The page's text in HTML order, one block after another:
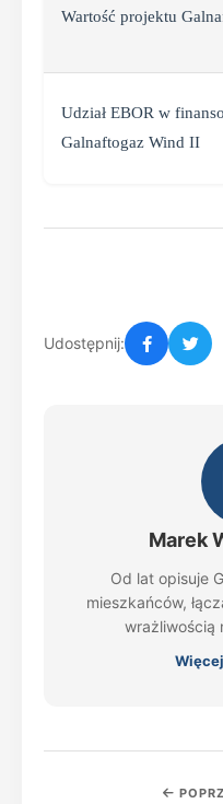
Wartość projektu
Udział EBOR w
Galnaftogaz Wind II
Udostępnij:
Marek
Od lat opisuje
mieszkańców,
wrażliwością